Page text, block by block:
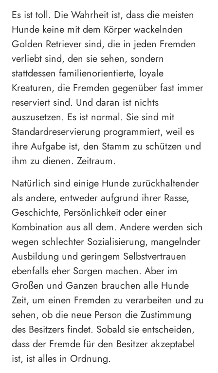
Es ist toll. Die Wahrheit ist, dass die meisten
Hunde keine mit dem Körper wackelnden
Golden Retriever sind, die in jeden Fremden
verliebt sind, den sie sehen, sondern
stattdessen familienorientierte, loyale
Kreaturen, die Fremden gegenüber fast immer
reserviert sind. Und daran ist nichts
auszusetzen. Es ist normal. Sie sind mit
Standardreservierung programmiert, weil es
ihre Aufgabe ist, den Stamm zu schützen und
ihm zu dienen. Zeitraum.
Natürlich sind einige Hunde zurückhaltender
als andere, entweder aufgrund ihrer Rasse,
Geschichte, Persönlichkeit oder einer
Kombination aus all dem. Andere werden sich
wegen schlechter Sozialisierung, mangelnder
Ausbildung und geringem Selbstvertrauen
ebenfalls eher Sorgen machen. Aber im
Großen und Ganzen brauchen alle Hunde
Zeit, um einen Fremden zu verarbeiten und zu
sehen, ob die neue Person die Zustimmung
des Besitzers findet. Sobald sie entscheiden,
dass der Fremde für den Besitzer akzeptabel
ist, ist alles in Ordnung.